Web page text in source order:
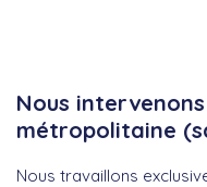
Nous
métropolitaine
Nous travaillons